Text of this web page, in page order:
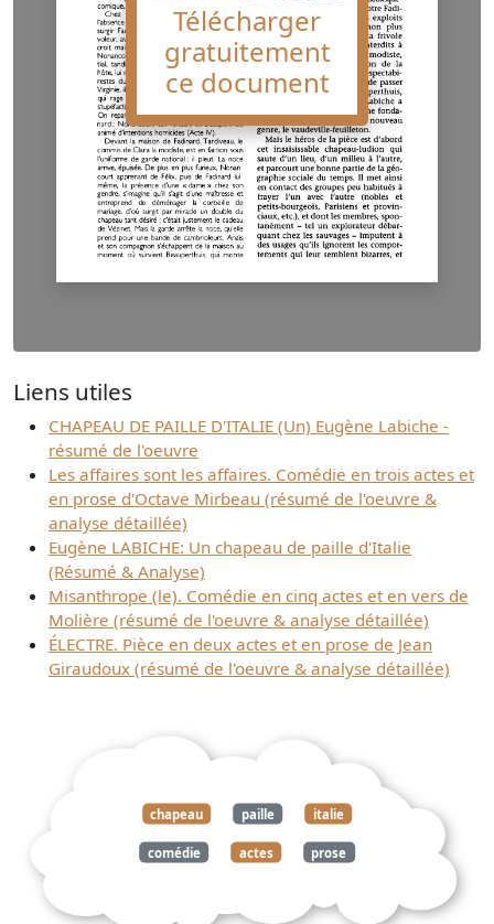
Télécharger
gratuitement
ce document
Liens utiles
CHAPEAU DE PAILLE D'ITALIE (Un) Eugène Labiche -
résumé de l'oeuvre
Les affaires sont les affaires. Comédie en trois actes et
en prose d'Octave Mirbeau (résumé de l'oeuvre &
analyse détaillée)
Eugène LABICHE: Un chapeau de paille d'Italie
(Résumé & Analyse)
Misanthrope (le). Comédie en cinq actes et en vers de
Molière (résumé de l'oeuvre & analyse détaillée)
ÉLECTRE. Pièce en deux actes et en prose de Jean
Giraudoux (résumé de l'oeuvre & analyse détaillée)
chapeau paille italie
comédie actes prose